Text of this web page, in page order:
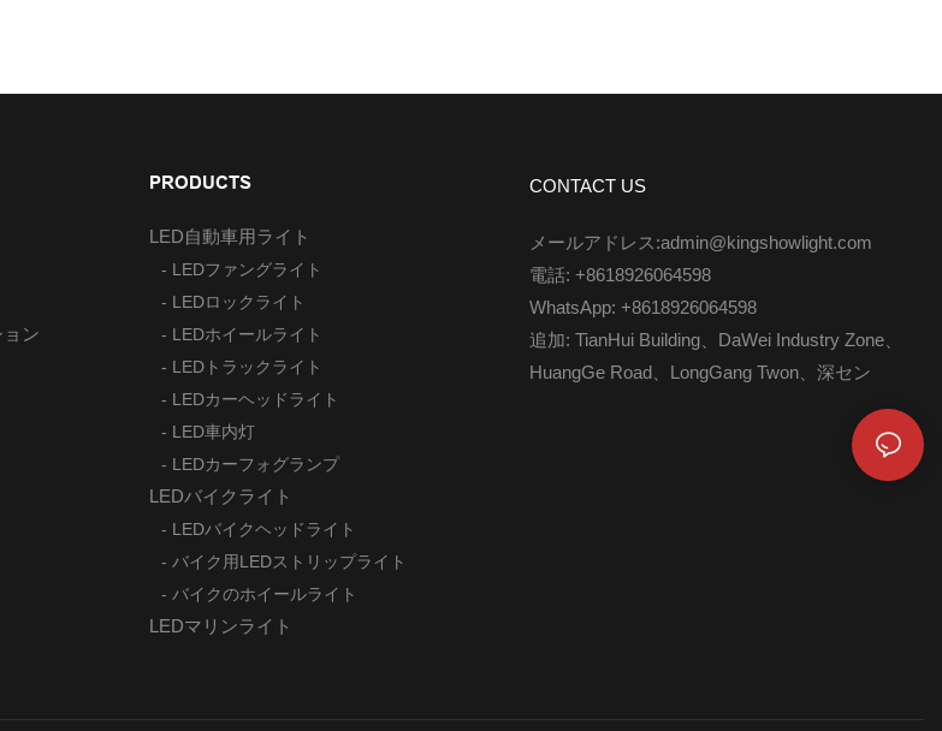
ン
PRODUCTS
LED自動車用ライト
- LEDファングライト
- LEDロックライト
- LEDホイールライト
- LEDトラックライト
- LEDカーヘッドライト
- LED車内灯
- LEDカーフォグランプ
LEDバイクライト
- LEDバイクヘッドライト
- バイク用LEDストリップライト
- バイクのホイールライト
LEDマリンライト
CONTACT US
メールアドレス:admin@kingshowlight.com
電話: +8618926064598
WhatsApp: +8618926064598
追加: TianHui Building、DaWei Industry Zone、
HuangGe Road、LongGang Twon、深セン